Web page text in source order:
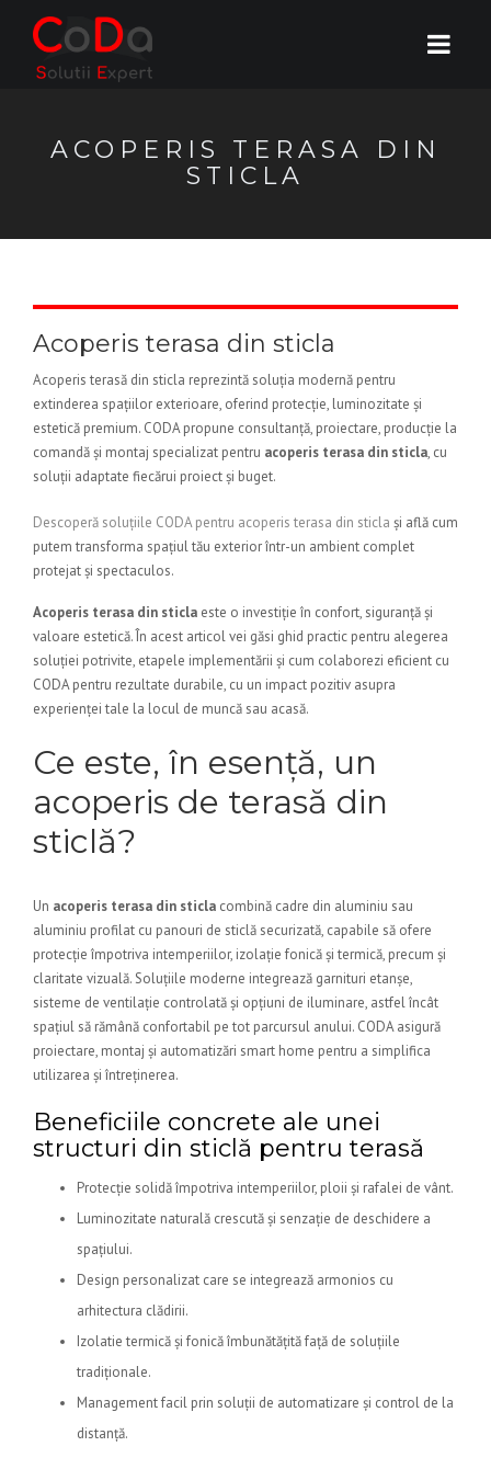
ACOPERIS TERASA DIN
STICLA
Acoperis terasa din sticla
Acoperis terasă din sticla reprezintă soluția modernă pentru
extinderea spațiilor exterioare, oferind protecție, luminozitate și
estetică premium. CODA propune consultanță, proiectare, producție la
comandă și montaj specializat pentru acoperis terasa din sticla, cu
soluții adaptate fiecărui proiect și buget.
Descoperă soluțiile CODA pentru acoperis terasa din sticla și află cum
putem transforma spațiul tău exterior într-un ambient complet
protejat și spectaculos.
Acoperis terasa din sticla este o investiție în confort, siguranță și
valoare estetică. În acest articol vei găsi ghid practic pentru alegerea
soluției potrivite, etapele implementării și cum colaborezi eficient cu
CODA pentru rezultate durabile, cu un impact pozitiv asupra
experienței tale la locul de muncă sau acasă.
Ce este, în esență, un
acoperis de terasă din
sticlă?
Un acoperis terasa din sticla combină cadre din aluminiu sau
aluminiu profilat cu panouri de sticlă securizată, capabile să ofere
protecție împotriva intemperiilor, izolație fonică și termică, precum și
claritate vizuală. Soluțiile moderne integrează garnituri etanșe,
sisteme de ventilație controlată și opțiuni de iluminare, astfel încât
spațiul să rămână confortabil pe tot parcursul anului. CODA asigură
proiectare, montaj și automatizări smart home pentru a simplifica
utilizarea și întreținerea.
Beneficiile concrete ale unei
structuri din sticlă pentru terasă
Protecție solidă împotriva intemperiilor, ploii și rafalei de vânt.
Luminozitate naturală crescută și senzație de deschidere a
spațiului.
Design personalizat care se integrează armonios cu
arhitectura clădirii.
Izolatie termică și fonică îmbunătățită față de soluțiile
tradiționale.
Management facil prin soluții de automatizare și control de la
distanță.